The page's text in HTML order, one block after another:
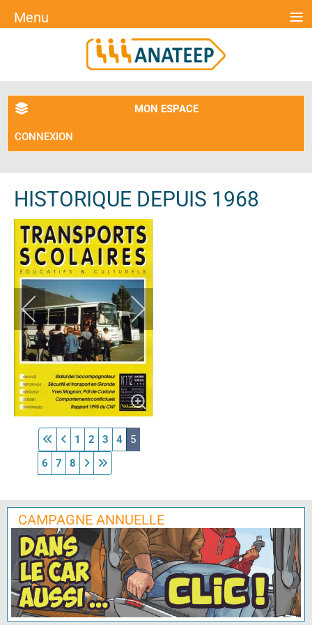
MON ESPACE
CONNEXION
HISTORIQUE DEPUIS 1968
1 2 3 4
5
6
7 8
CAMPAGNE ANNUELLE
Menu ≡